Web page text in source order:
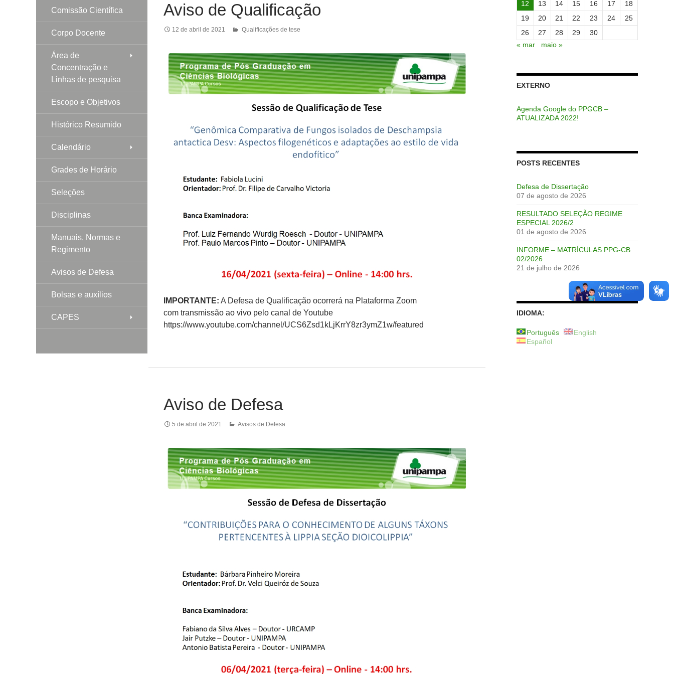
Aviso de Qualificação
12 de abril de 2021 Qualificações de tese
IMPORTANTE: A Defesa de Qualificação ocorrerá na Plataforma Zoom
com transmissão ao vivo pelo canal de Youtube
https://www.youtube.com/channel/UCS6Zsd1kLjKrrY8zr3ymZ1w/featured
Aviso de Defesa
5 de abril de 2021 Avisos de Defesa
12
13 14 15 16 17
18
19
20 21 22 23 24
25
26
27 28 29
30
« mar
maio »
EXTERNO
Agenda Google do PPGCB –
ATUALIZADA 2022!
POSTS RECENTES
Defesa de Dissertação
07 de agosto de 2026
RESULTADO SELEÇÃO REGIME
ESPECIAL 2026/2
01 de agosto de 2026
INFORME – MATRÍCULAS PPG-CB
02/2026
21 de julho de 2026
IDIOMA:
Português
English
Español
Comissão Científica
Corpo Docente
Área de
Concentração e
Linhas de pesquisa
Escopo e Objetivos
Histórico Resumido
Calendário
Grades de Horário
Seleções
Disciplinas
Manuais, Normas e
Regimento
Avisos de Defesa
Bolsas e auxílios
CAPES